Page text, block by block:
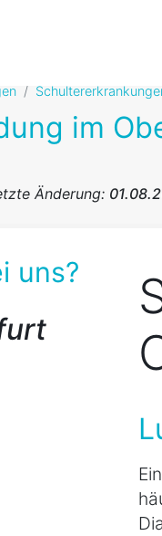
im
Änderung:
uns?